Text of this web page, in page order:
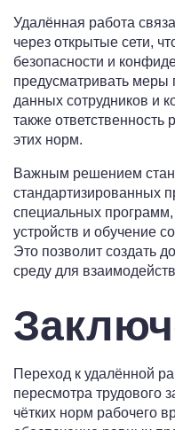
Удалённая работа
через открытые сети,
безопасности и
предусматривать меры
данных сотрудников и
также
этих норм.
Важным решением
стандартизированных
специальных
устройств и обучение
Это позволит создать
среду для
Переход к удалённой
пересмотра трудового
чётких норм рабочего